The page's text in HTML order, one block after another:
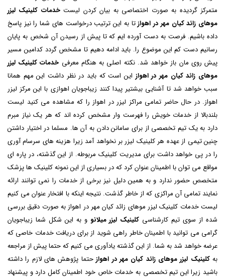
متمرکز گردیده به صورت اختصاصی به بیان کردن لیستخدمات کلینیک لیزر
موهای زائد کیان مهر در اهوازتا به این ترتیب درخواست های شما را نیز پاسخ
داده باشیم. فرصت به دست آورده ایم که تا پیش از رسیدن آن شخص به پایان
رسانیم دست کم این موضوع را. باید ادامه دهیم تا مشخص گردد کدامین مسیر
پیش روی مان باز خواهد شد. نکته اصلی به هنگام معرفی خدمات کلینیک لیزر
موهای زائد کیان مهر در اهواز این است که باید در نظر داشت این مهم همانا
سبب خواهد شد تا آشنایی بیشتیر پیدا کنند زیباجویان اهوازی با این مرکز لیزر
اهواز. در حال حاضر تمامی مراکز لیزر در اهواز را که مشاهده می کنید لیست
بلندبالا از خدمات خویش را فهرست وار مشخص کرده اند که هر یک نیاز مبرم
دارد به یک تیم تخصصی از برای سامانن دادن به آن ها. مسلما در اختیار داشتن
چنین تیمی از عهده هر کلینیک لیزر بر نخواهد آمد زیرا هزینه های سرسام آوری
را در پی خواهد داشت برای مدیریت کلینیک مربوطه. از این گذشته، در پاره ای
مواقع می توان با اطمینان عنوان کرد که در بسیاری از این نمونه کلینیک ها پزشک
متخصص حضور ندارد و به همین دلیل نیز برخی از خدمات را نمی توانند ارائه
نمایند تمامی آن مراکزی که از خاطر گذشت. نتیجه اینکه با افتخار عنوان می کنیم
لیست خدمات کلینیک لیزر موهای زائد کیان مهر در اهواز به صورت دقیق بررسی
شده از سوی تیم کارشناسی کلینیک لیزر میلانو و به این شکل شما زیباجویان
گرامی می توانید با اطمینان خاطر راهی شوید از برای دریافت خدمات خاصی که
عرضه خواهد شد به شما. از این گذشته یادآوری می کنیم که حتما پیش از مراجعه
بهکلینیک لیزر موهای زائد کیان مهر در اهوازحتما پژوهش های لازم را داشته
باشید زیرا این تیم تخصصی به خدمات خاص خود اطمینان کامل دارد و پیشنهاد